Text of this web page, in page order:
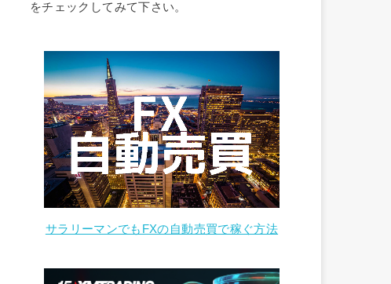
をチェックしてみて下さい。
サラリーマンでもFXの自動売買で稼ぐ方法